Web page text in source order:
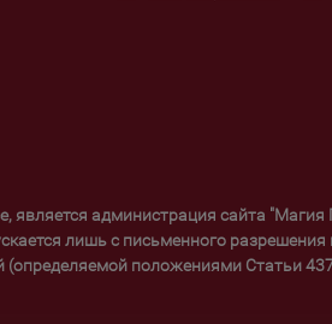
администрация сайта
лишь с письменного
(определяемой положениями Статьи